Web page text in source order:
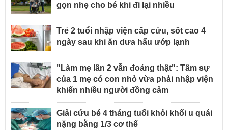
gọn nhẹ cho bé khi đi lại nhiều
Trẻ 2 tuổi nhập viện cấp cứu, sốt cao 4
ngày sau khi ăn dưa hấu ướp lạnh
"Làm mẹ lần 2 vẫn đoảng thật": Tâm sự
của 1 mẹ có con nhỏ vừa phải nhập viện
khiến nhiều người đồng cảm
Giải cứu bé 4 tháng tuổi khỏi khối u quái
nặng bằng 1/3 cơ thể